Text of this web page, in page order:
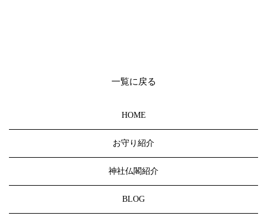
一覧に戻る
HOME
お守り紹介
神社仏閣紹介
BLOG